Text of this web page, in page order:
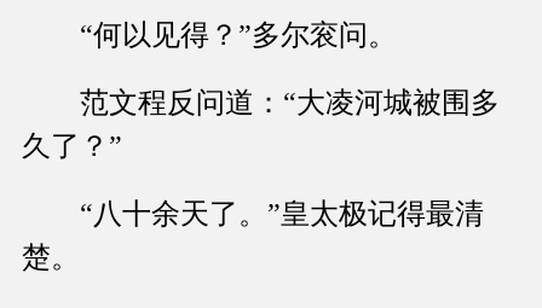
“何以见得？”多尔衮问。
范文程反问道：“大凌河城被围多
久了？”
“八十余天了。”皇太极记得最清
楚。